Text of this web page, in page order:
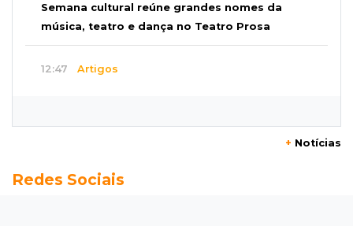
Semana cultural reúne grandes nomes da
música, teatro e dança no Teatro Prosa
12:47 Artigos
amazona de MS quer chegar ao Texas
+ Notícias
Redes Sociais